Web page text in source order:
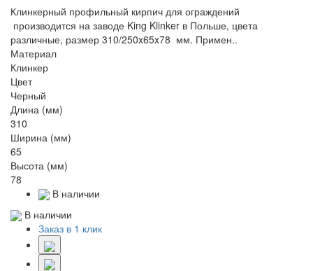
Клинкерный профильный кирпич для ограждений
производится на заводе King Klinker в Польше, цвета
различные, размер 310/250x65x78 мм. Примен..
Материал
Клинкер
Цвет
Черный
Длина (мм)
310
Ширина (мм)
65
Высота (мм)
78
В наличии
В наличии
Заказ в 1 клик